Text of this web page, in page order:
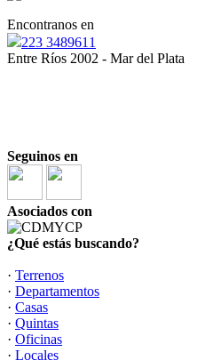
Encontranos en
223 3489611
Entre Ríos 2002 - Mar del Plata
Seguinos en
Asociados con
¿Qué estás buscando?
· Terrenos
· Departamentos
· Casas
· Quintas
· Oficinas
· Locales